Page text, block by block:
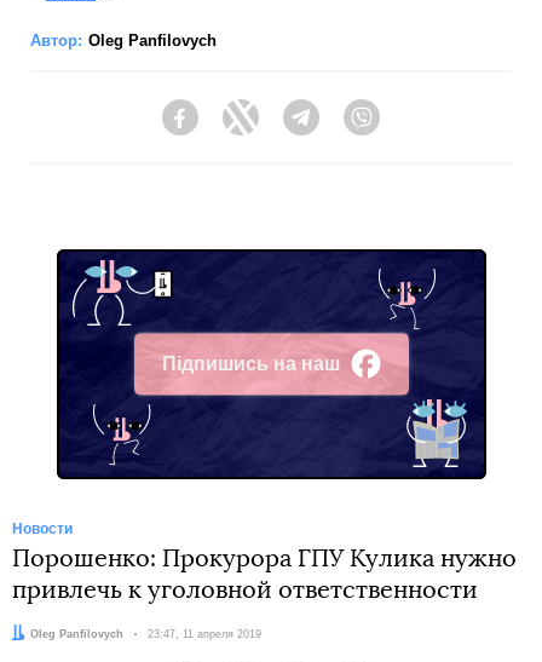
Автор: Oleg Panfilovych
FacebookTwitter Telegram
Підпишись на наш
Facebook
Новости
Порошенко: Прокурора ГПУ Кулика нужно
привлечь к уголовной ответственности
Автор:
Oleg Panfilovych Дата:
23:47, 11 апреля 2019